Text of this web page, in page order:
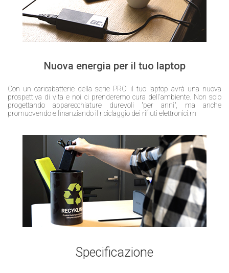
Nuova energia per il tuo laptop
Con un caricabatterie della serie PRO il tuo laptop avrà una nuova
prospettiva di vita e noi ci prenderemo cura dell'ambiente. Non solo
progettando apparecchiature durevoli "per anni", ma anche
promuovendo e finanziando il riciclaggio dei rifiuti elettronici.rn
Specificazione